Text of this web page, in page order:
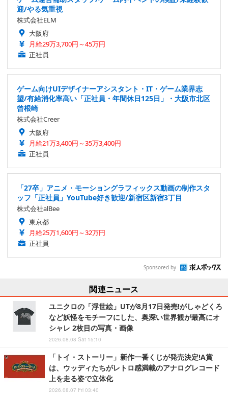
迎/やる気重視
株式会社ELM
大阪府
月給29万3,700円～45万円
正社員
ゲーム向けUIデザイナーアシスタント・IT・ゲーム業界志
望/有給消化率高い「正社員・年間休日125日」・大阪市北区
曾根崎
株式会社Creer
大阪府
月給21万3,400円～35万3,400円
正社員
「27卒」アニメ・モーショングラフィックス動画の制作スタ
ッフ「正社員」YouTube好き歓迎/新宿区新宿3丁目
株式会社alBee
東京都
月給25万1,600円～32万円
正社員
Sponsored by
関連ニュース
ユニクロの「浮世絵」UTが8月17日発売!がしゃどくろ
など妖怪をモチーフにした、奥深い世界観が最高にオ
シャレ 2枚目の写真・画像
2026.08.08 Sat 15:10
「トイ・ストーリー」新作一番くじが発売決定!A賞
は、ウッディたちがレトロ感満載のアナログレコード
上を走る姿で立体化
2026.08.07 Fri 03:40